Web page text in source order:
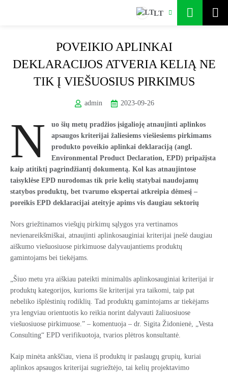
LT
POVEIKIO APLINKAI
DEKLARACIJOS ATVERIA KELIĄ NE
TIK Į VIEŠUOSIUS PIRKIMUS
admin 2023-09-26
N
uo šių metų pradžios įsigalioję atnaujinti aplinkos
apsaugos kriterijai žaliesiems viešiesiems pirkimams
produkto poveikio aplinkai deklaraciją (angl.
Environmental Product Declaration, EPD) pripažįsta
kaip atitiktį pagrindžiantį dokumentą. Kol kas atnaujintose
taisyklėse EPD nurodomas tik prie kelių statybai naudojamų
statybos produktų, bet tvarumo ekspertai atkreipia dėmesį –
poreikis EPD deklaracijai ateityje apims vis daugiau sektorių
Nors griežtinamos viešųjų pirkimų sąlygos yra vertinamos
nevienareikšmiškai, atnaujinti aplinkosauginiai kriterijai įnešė daugiau
aiškumo viešuosiuose pirkimuose dalyvaujantiems produktų
gamintojams bei tiekėjams.
„Šiuo metu yra aiškiau pateikti minimalūs aplinkosauginiai kriterijai ir
produktų kategorijos, kurioms šie kriterijai yra taikomi, taip pat
nebeliko išplėstinių rodiklių. Tad produktų gamintojams ar tiekėjams
yra lengviau orientuotis ko reikia norint dalyvauti žaliuosiuose
viešuosiuose pirkimuose.” – komentuoja – dr. Sigita Židonienė, „Vesta
Consulting“ EPD verifikuotoja, tvarios plėtros konsultantė.
Kaip minėta ankščiau, viena iš produktų ir paslaugų grupių, kuriai
aplinkos apsaugos kriterijai sugriežtėjo, tai kelių projektavimo